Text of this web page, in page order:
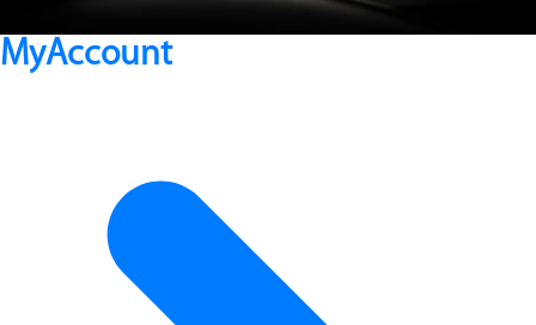
MyAccount